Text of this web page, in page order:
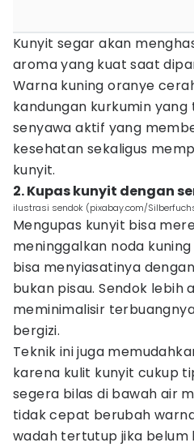
Kunyit segar akan
aroma yang kuat saat
Warna kuning oranye
kandungan kurkumin yang
senyawa aktif yang
kesehatan sekaligus
kunyit.
2. Kupas kunyit dengan
ilustrasi sendok (pixabay.com/
Mengupas kunyit bisa
meninggalkan noda
bisa menyiasatinya
bukan pisau. Sendok lebih
meminimalisir
bergizi.
Teknik ini juga
karena kulit kunyit cukup
segera bilas di bawah air
tidak cepat berubah
wadah tertutup jika belum